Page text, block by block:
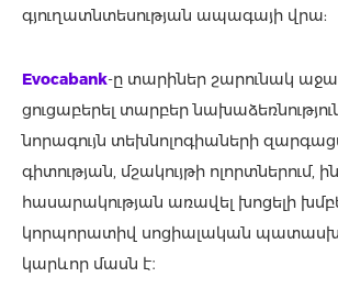
գյուղատնտեսության ապագայի վրա:
Evocabank-ը տարիներ շարունակ
ցուցաբերել տարբեր
նորագույն տեխնոլոգիաների
գիտության, մշակույթի ոլորտներում,
հասարակության առավել խոցելի
կորպորատիվ սոցիալական
կարևոր մասն է։